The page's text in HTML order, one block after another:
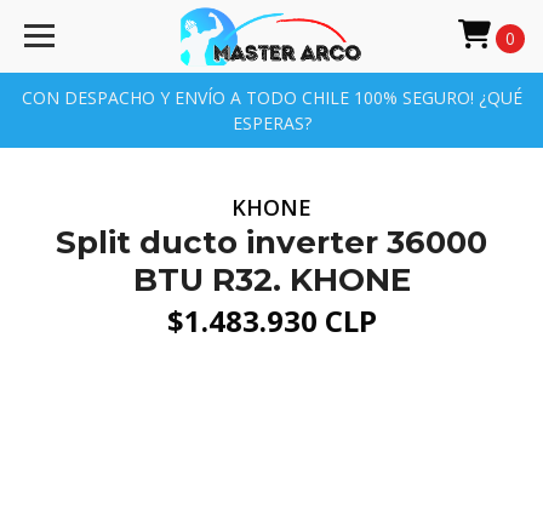
CON DESPACHO Y ENVÍO A TODO CHILE 100% SEGURO! ¿QUÉ
ESPERAS?
0
KHONE
Split ducto inverter 36000
BTU R32. KHONE
$1.483.930 CLP